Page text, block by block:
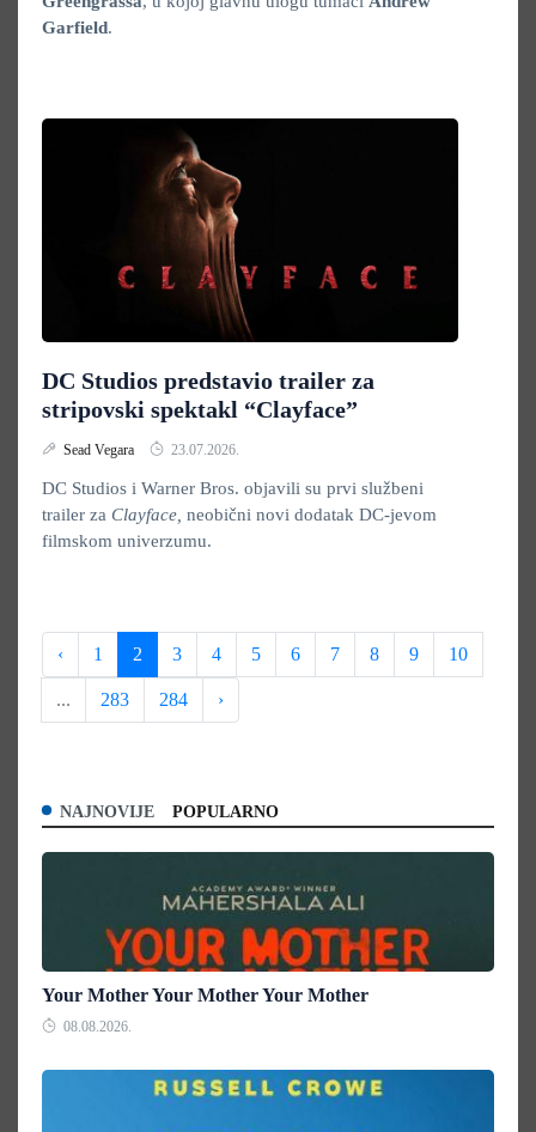
Garfield.
DC Studios predstavio trailer za
stripovski spektakl “Clayface”
Sead Vegara 23.07.2026.
DC Studios i Warner Bros. objavili su prvi službeni
trailer za Clayface, neobični novi dodatak DC-jevom
filmskom univerzumu.
‹ 1 2 3 4 5 6 7 8 9 10
... 283 284 ›
NAJNOVIJE POPULARNO
Your Mother Your Mother Your Mother
08.08.2026.